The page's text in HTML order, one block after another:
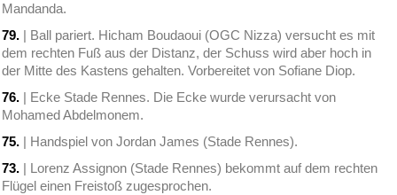
Mandanda.
79. | Ball pariert. Hicham Boudaoui (OGC Nizza) versucht es mit
dem rechten Fuß aus der Distanz, der Schuss wird aber hoch in
der Mitte des Kastens gehalten. Vorbereitet von Sofiane Diop.
76. | Ecke Stade Rennes. Die Ecke wurde verursacht von
Mohamed Abdelmonem.
75. | Handspiel von Jordan James (Stade Rennes).
73. | Lorenz Assignon (Stade Rennes) bekommt auf dem rechten
Flügel einen Freistoß zugesprochen.